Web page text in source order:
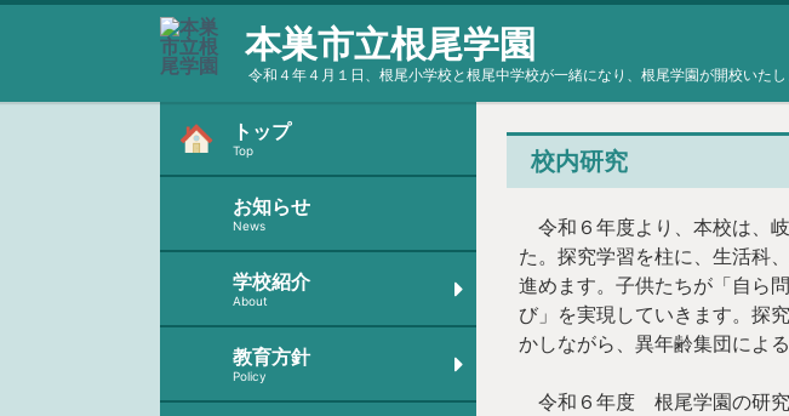
本巣市立根尾学園
令和４年４月１日、根尾小学校と根尾中学校が一緒になり、根尾学園が開校いたし
トップ
Top
お知らせ
News
学校紹介
About
教育方針
Policy
校内研究
令和６年度より、本校は、
た。探究学習を柱に、生活科
進めます。子供たちが「自ら
び」を実現していきます。探
かしながら、異年齢集団によ
令和６年度 根尾学園の研